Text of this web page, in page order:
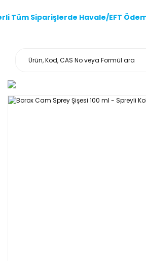
Tüm Siparişlerde Havale/EFT